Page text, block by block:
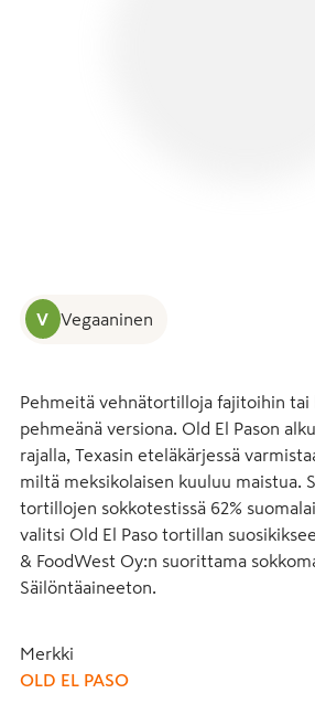
V Vegaaninen
Pehmeitä vehnätortilloja fajitoihin tai
pehmeänä versiona. Old El Pason
rajalla, Texasin eteläkärjessä
miltä meksikolaisen kuuluu maistua.
tortillojen sokkotestissä 62%
valitsi Old El Paso tortillan
& FoodWest Oy:n suorittama
Säilöntäaineeton.
Merkki
OLD EL PASO